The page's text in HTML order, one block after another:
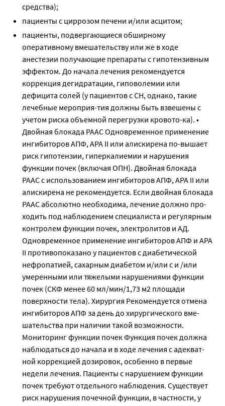
средства);
пациенты с циррозом печени и/или асцитом;
пациенты, подвергающиеся обширному
оперативному вмешательству или же в ходе
анестезии получающие препараты с гипотензивным
эффектом. До начала лечения рекомендуется
коррекция дегидратации, гиповолемии или
дефицита солей (у пациентов с СН, однако, такие
лечебные мероприя-тия должны быть взвешены с
учетом риска объемной перегрузки кровото-ка). •
Двойная блокада РААС Одновременное применение
ингибиторов АПФ, АРА ΙΙ или алискирена по-вышает
риск гипотензии, гиперкалиемии и нарушения
функции почек (включая ОПН). Двойная блокада
РААС с использованием ингибиторов АПФ, АРА ΙΙ или
алискирена не рекомендуется. Если двойная блокада
РААС абсолютно необходима, лечение должно про-
ходить под наблюдением специалиста и регулярным
контролем функции почек, электролитов и АД.
Одновременное применение ингибиторов АПФ и АРА
ΙΙ противопоказано у пациентов с диабетической
нефропатией, сахарным диабетом и/или с и /или
умеренными или тяжелыми нарушениями функции
почек (СКФ менее 60 мл/мин/1,73 м2 площади
поверхности тела). Хирургия Рекомендуется отмена
ингибиторов АПФ за день до хирургического вме-
шательства при наличии такой возможности.
Мониторинг функции почек Функция почек должна
наблюдаться до начала и в ходе лечения с адекват-
ной коррекцией дозировок, особенно в первые
недели лечения. Пациенты с нарушением функции
почек требуют отдельного наблюдения. Существует
риск нарушения почечной функции, в частности, у